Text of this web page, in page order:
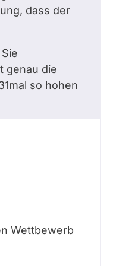
dass der
genau die
so hohen
Wettbewerb